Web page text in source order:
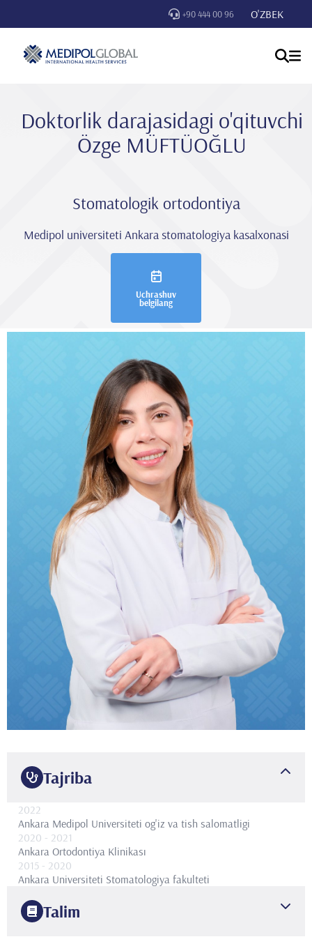
+90 444 00 96 O'ZBEK
Doktorlik darajasidagi o'qituvchi
Özge MÜFTÜOĞLU
Stomatologik ortodontiya
Medipol universiteti Ankara stomatologiya kasalxonasi
Uchrashuv
belgilang
Tajriba
2022
Ankara Medipol Universiteti og'iz va tish salomatligi
2020 - 2021
Ankara Ortodontiya Klinikası
2015 - 2020
Ankara Universiteti Stomatologiya fakulteti
Talim